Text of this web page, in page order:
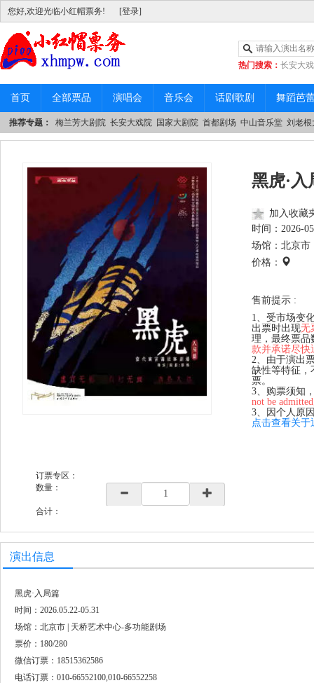
您好,欢迎光临小红帽票务! [登录]
热门搜索： 长安大
|中山音乐堂
首页 全部票品 演唱会 音乐会 话剧歌剧 舞蹈芭
推荐专题： 梅兰芳大剧院 长安大戏院 国家大剧院 首都剧场 中山音乐堂 刘老根
黑虎·
加入收藏
时间： 2026-
场馆：北京市
价格：
售前提示 :
1、受市场变
出票时出现无
理，最终票品
款并承诺尽快
2、由于演出
缺性等特征，
票。
3、购票须知
not be
3、因个人原
点击查看关于
订票专区：
数量：
合计：
演出信息
黑虎·入局篇
时间：2026.05.22-05.31
场馆：北京市 | 天桥艺术中心-多功能剧场
票价：180/280
微信订票：18515362586
电话订票：010-66552100,010-66552258